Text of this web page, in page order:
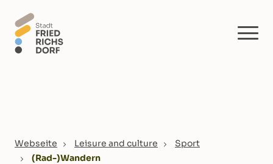
You are here:
Webseite Leisure and culture
Sport
(Rad-)Wandern